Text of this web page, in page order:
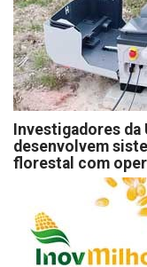
Investigadores da
desenvolvem
florestal com